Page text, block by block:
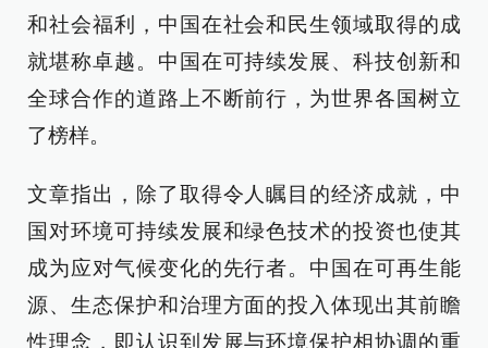
和社会福利，中国在社会和民生领域取得的成
就堪称卓越。中国在可持续发展、科技创新和
全球合作的道路上不断前行，为世界各国树立
了榜样。
文章指出，除了取得令人瞩目的经济成就，中
国对环境可持续发展和绿色技术的投资也使其
成为应对气候变化的先行者。中国在可再生能
源、生态保护和治理方面的投入体现出其前瞻
性理念，即认识到发展与环境保护相协调的重